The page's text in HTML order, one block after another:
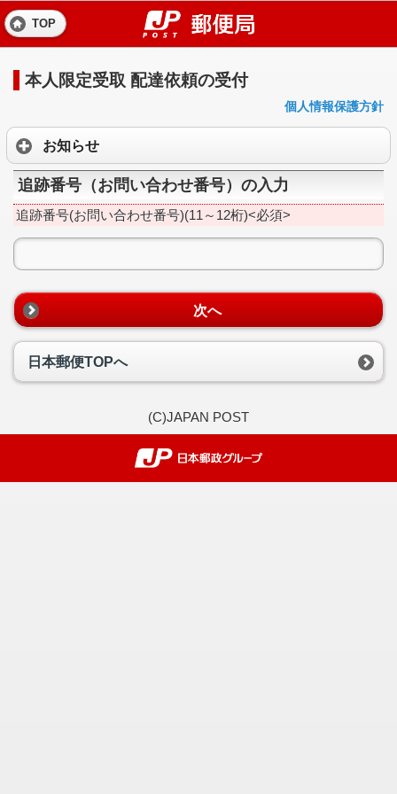
TOP
本人限定受取 配達依頼の受付
個人情報保護方針
お知らせ
追跡番号（お問い合わせ番号）の入力
追跡番号(お問い合わせ番号)(11～12桁)<必須>
次へ
日本郵便TOPへ
(C)JAPAN POST